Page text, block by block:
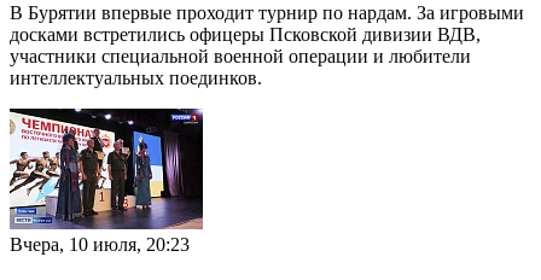
В Бурятии впервые проходит турнир по нардам. За игровыми
досками встретились офицеры Псковской дивизии ВДВ,
участники специальной военной операции и любители
интеллектуальных поединков.
Вчера, 10 июля, 20:23